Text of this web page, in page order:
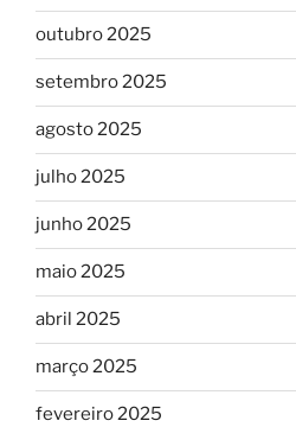
outubro 2025
setembro 2025
agosto 2025
julho 2025
junho 2025
maio 2025
abril 2025
março 2025
fevereiro 2025